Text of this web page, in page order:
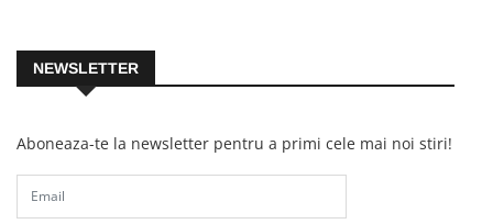
NEWSLETTER
Aboneaza-te la newsletter pentru a primi cele mai noi stiri!